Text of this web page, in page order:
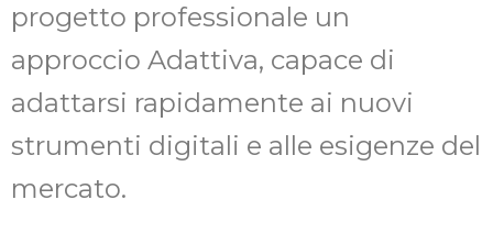
progetto professionale un
approccio Adattiva, capace di
adattarsi rapidamente ai nuovi
strumenti digitali e alle esigenze del
mercato.